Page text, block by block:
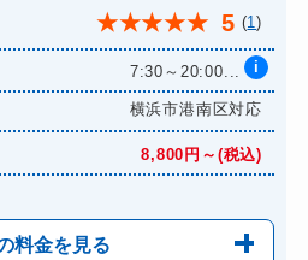
8,800円～(税込)
11,000円～(税込)
★★★★★ 5 (1)
7:30～20:00... i
横浜市港南区対応
8,800円～(税込)
料金を見る